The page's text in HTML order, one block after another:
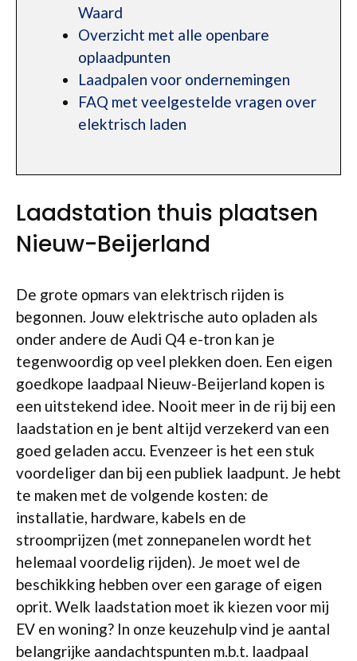
Waard
Overzicht met alle openbare
oplaadpunten
Laadpalen voor ondernemingen
FAQ met veelgestelde vragen over
elektrisch laden
Laadstation thuis plaatsen
Nieuw-Beijerland
De grote opmars van elektrisch rijden is
begonnen. Jouw elektrische auto opladen als
onder andere de Audi Q4 e-tron kan je
tegenwoordig op veel plekken doen. Een eigen
goedkope laadpaal Nieuw-Beijerland kopen is
een uitstekend idee. Nooit meer in de rij bij een
laadstation en je bent altijd verzekerd van een
goed geladen accu. Evenzeer is het een stuk
voordeliger dan bij een publiek laadpunt. Je hebt
te maken met de volgende kosten: de
installatie, hardware, kabels en de
stroomprijzen (met zonnepanelen wordt het
helemaal voordelig rijden). Je moet wel de
beschikking hebben over een garage of eigen
oprit. Welk laadstation moet ik kiezen voor mij
EV en woning? In onze keuzehulp vind je aantal
belangrijke aandachtspunten m.b.t. laadpaal